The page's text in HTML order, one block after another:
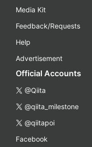
Media Kit
Feedback/Requests
Help
Advertisement
Official Accounts
@Qiita
@qiita_milestone
@qiitapoi
Facebook